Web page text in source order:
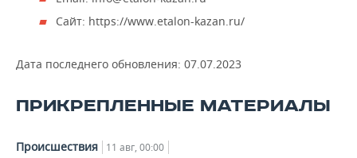
КИБЕРСПОРТ
КУЛЬТУРА
СПИСОК КОМПАНИЙ
Сайт: https://www.etalon-kazan.ru/
Дата последнего обновления: 07.07.2023
ПРИКРЕПЛЕННЫЕ МАТЕРИАЛЫ
Происшествия 11 авг, 00:00